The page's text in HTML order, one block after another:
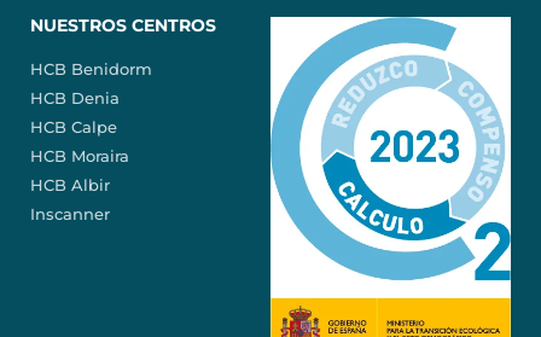
NUESTROS CENTROS
HCB Benidorm
HCB Denia
HCB Calpe
HCB Moraira
HCB Albir
Inscanner